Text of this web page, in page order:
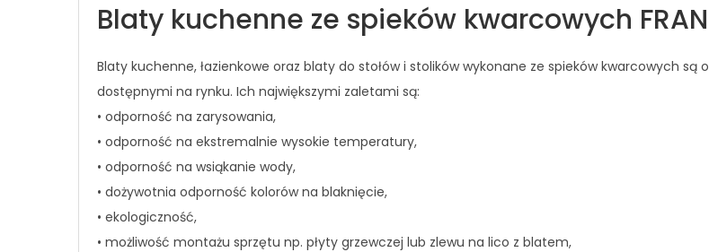
Blaty kuchenne ze spieków kwarcowych
Blaty kuchenne, łazienkowe oraz blaty do stołów i stolików wykonane ze spieków kwarcowych
dostępnymi na rynku. Ich największymi zaletami są:
• odporność na zarysowania,
• odporność na ekstremalnie wysokie temperatury,
• odporność na wsiąkanie wody,
• dożywotnia odporność kolorów na blaknięcie,
• ekologiczność,
• możliwość montażu sprzętu np. płyty grzewczej lub zlewu na lico z blatem,